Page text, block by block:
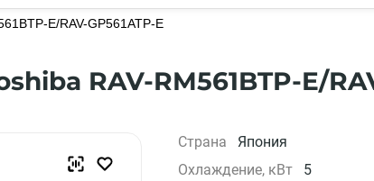
систем
Настенные кондиционеры
Кассетные кондиционеры
Напольно-потолочные кондиционеры
Колонные кондиционеры
Сотрудники компании
Наши бренды
Вакансии
E/RAV-GP561ATP-E
RAV-RM561BTP-E/
Страна Япония
Охлаждение, кВт
5